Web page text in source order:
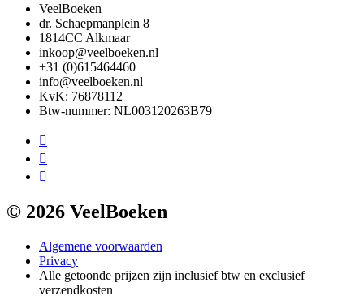
VeelBoeken
dr. Schaepmanplein 8
1814CC Alkmaar
inkoop@veelboeken.nl
+31 (0)615464460
info@veelboeken.nl
KvK: 76878112
Btw-nummer: NL003120263B79
© 2026 VeelBoeken
Algemene voorwaarden
Privacy
Alle getoonde prijzen zijn inclusief btw en exclusief
verzendkosten